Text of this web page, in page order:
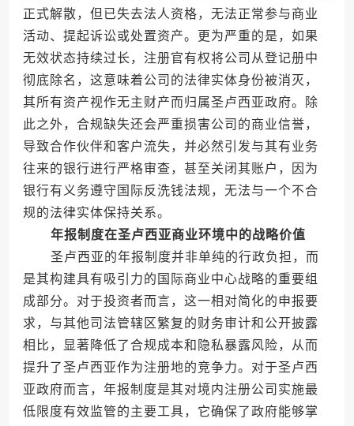
正式解散，但已失去法人资格，无法正常参与商业
活动、提起诉讼或处置资产。更为严重的是，如果
无效状态持续过长，注册官有权将公司从登记册中
彻底除名，这意味着公司的法律实体身份被消灭，
其所有资产视作无主财产而归属圣卢西亚政府。除
此之外，合规缺失还会严重损害公司的商业信誉，
导致合作伙伴和客户流失，并必然引发与其有业务
往来的银行进行严格审查，甚至关闭其账户，因为
银行有义务遵守国际反洗钱法规，无法与一个不合
规的法律实体保持关系。
年报制度在圣卢西亚商业环境中的战略价值
圣卢西亚的年报制度并非单纯的行政负担，而
是其构建具有吸引力的国际商业中心战略的重要组
成部分。对于投资者而言，这一相对简化的申报要
求，与其他司法管辖区繁复的财务审计和公开披露
相比，显著降低了合规成本和隐私暴露风险，从而
提升了圣卢西亚作为注册地的竞争力。对于圣卢西
亚政府而言，年报制度是其对境内注册公司实施最
低限度有效监管的主要工具，它确保了政府能够掌